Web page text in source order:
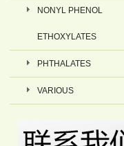
NONYL PHENOL
ETHOXYLATES
PHTHALATES
VARIOUS